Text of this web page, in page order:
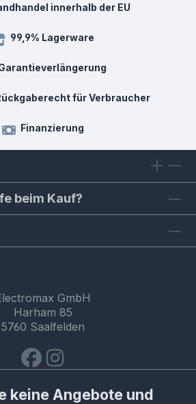
innerhalb der EU
99,9% Lagerware
für Verbraucher
Finanzierung
beim Kauf?
GmbH
Harham 85
5760 Saalfelden
keine Angebote und